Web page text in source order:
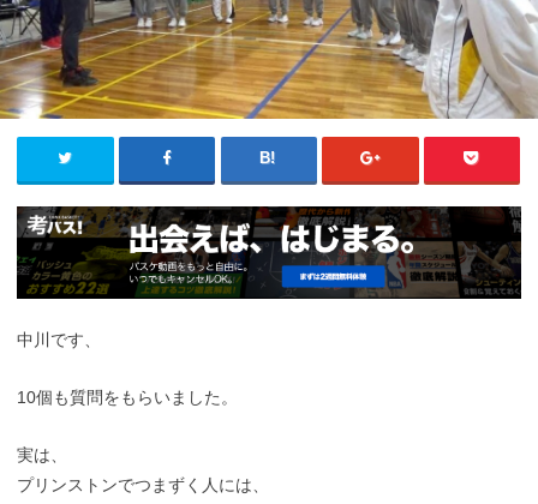
中川です、
10個も質問をもらいました。
実は、
プリンストンでつまずく人には、